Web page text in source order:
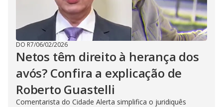
DO R7/06/02/2026
Netos têm direito à herança dos
avós? Confira a explicação de
Roberto Guastelli
Comentarista do Cidade Alerta simplifica o juridiquês